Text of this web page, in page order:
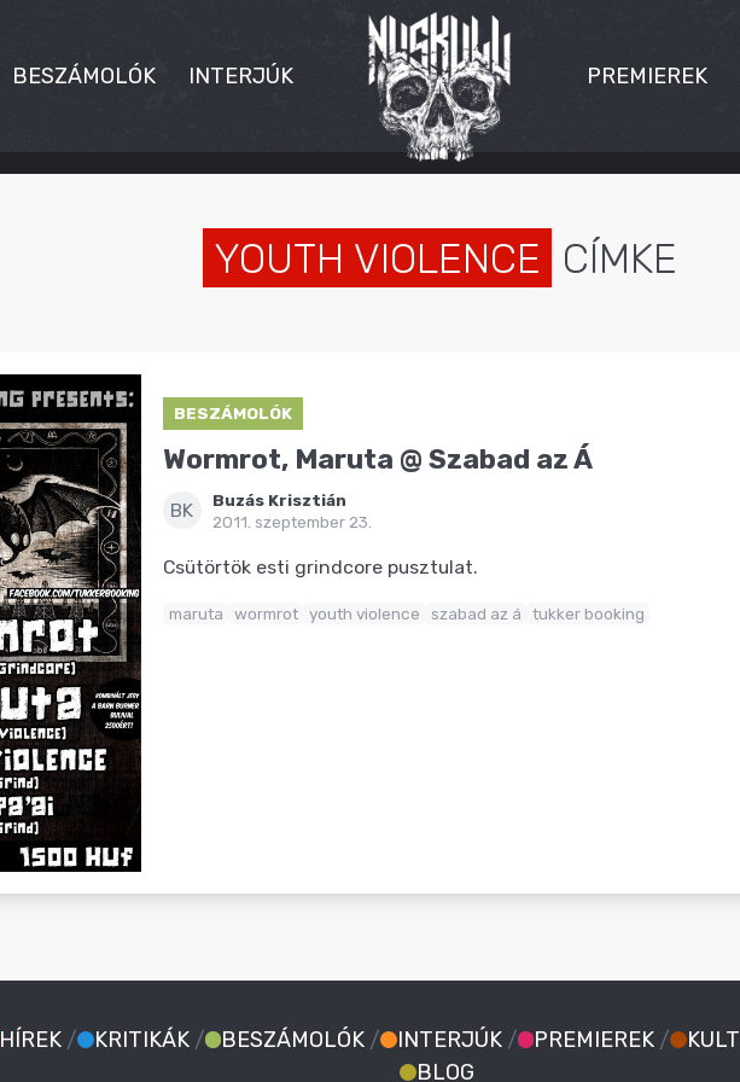
BESZÁMOLÓK INTERJÚK PREMIEREK
YOUTH VIOLENCE CÍMKE
BESZÁMOLÓK
Wormrot, Maruta @ Szabad az Á
BK
Buzás Krisztián
2011. szeptember 23.
Csütörtök esti grindcore pusztulat.
maruta wormrot youth violence szabad az á tukker booking
HÍREK / KRITIKÁK / BESZÁMOLÓK / INTERJÚK / PREMIEREK / KULT
BLOG